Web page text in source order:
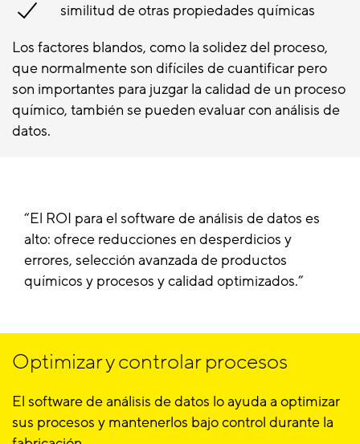
similitud de otras propiedades químicas
Los factores blandos, como la solidez del proceso,
que normalmente son difíciles de cuantificar pero
son importantes para juzgar la calidad de un proceso
químico, también se pueden evaluar con análisis de
datos.
El ROI para el software de análisis de datos es
alto: ofrece reducciones en desperdicios y
errores, selección avanzada de productos
químicos y procesos y calidad optimizados.
Optimizar y controlar procesos
El software de análisis de datos lo ayuda a optimizar
sus procesos y mantenerlos bajo control durante la